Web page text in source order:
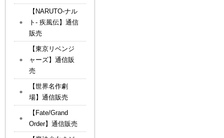
【NARUTO-ナル
ト- 疾風伝】通信
販売
【東京リベンジ
ャーズ】通信販
売
【世界名作劇
場】通信販売
【Fate/Grand
Order】通信販売